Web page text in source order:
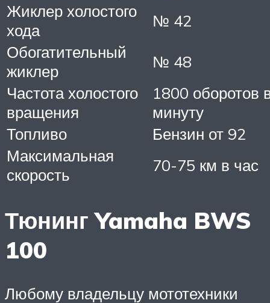
Жиклер холостого
хода
№ 42
Обогатительный
жиклер
№ 48
Частота холостого
вращения
1800 оборотов
минуту
Топливо
Бензин от 92
Максимальная
скорость
70-75 км в час
Тюнинг Yamaha BWS
100
Любому владельцу мототехники